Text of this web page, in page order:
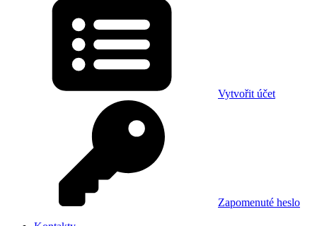
Vytvořit účet
Zapomenuté heslo